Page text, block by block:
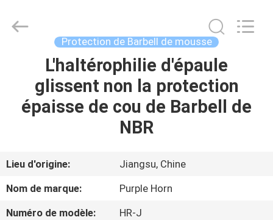
MAISON
PRODUITS
SUJET
DE
NOUS
Commerce
Protection de Barbell de mousse
L'haltérophilie d'épaule
glissent non la protection
épaisse de cou de Barbell de
NBR
Lieu d'origine:
Jiangsu, Chine
Nom de marque:
Purple Horn
Numéro de modèle:
HR-J